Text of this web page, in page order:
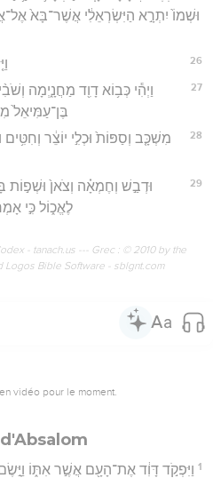
וּשְׁמוֹ֙ יִתְרָ֣א הַיִּשְׂרְאֵלִ֔י אֲשֶׁר־בָּא֙
26
27
וַיְהִ֕י כְּב֥וֹא דָוִ֖ד מַחֲנָ֑יְמָה
בֶּן־עַמִּיאֵל֙
28
מִשְׁכָּ֤ב וְסַפּוֹת֙ וּכְלִ֣י יוֹצֵ֔ר וְחִטִּ֥ים
29
וּדְבַ֣שׁ וְחֶמְאָ֗ה וְצֹאן֙ וּשְׁפ֣וֹת
לֶאֱכ֑וֹל כִּ֣י
- tanach.us --- Grec : © 2010 by the
Logos Bible Software - sblgnt.com
vidéo pour le moment.
1 וַיִּפְקֹ֣ד דָּוִ֔ד אֶת־הָעָ֖ם אֲשֶׁ֣ר אִתּ֑וֹ